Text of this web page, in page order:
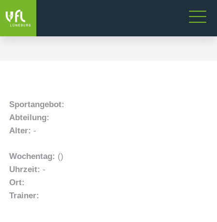
Sportangebot:
Abteilung:
Alter: -
Wochentag: ()
Uhrzeit: -
Ort:
Trainer: